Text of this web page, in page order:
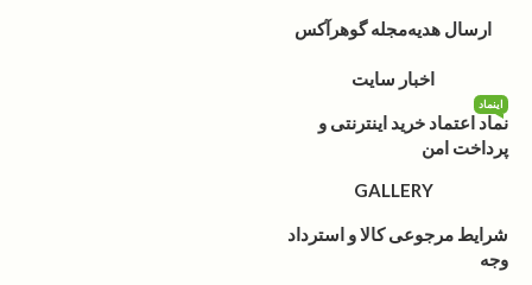
ارسال هدیهمجله گوهرآکس
اخبار سایت
نماد اعتماد خرید اینترنتی و
پرداخت امن
اینماد
GALLERY
شرایط مرجوعی کالا و استرداد
وجه